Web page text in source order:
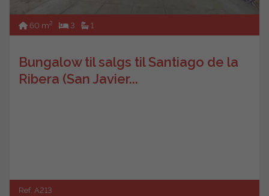
60 m2 3 1
Bungalow til salgs til Santiago de la
Ribera (San Javier...
Ref. A213